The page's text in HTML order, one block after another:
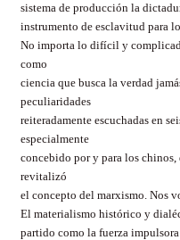
sistema de producción la
instrumento de esclavitud para
No importa lo difícil y
como
ciencia que busca la verdad
peculiaridades
reiteradamente escuchadas en
especialmente
concebido por y para los
revitalizó
el concepto del marxismo. Nos
El materialismo histórico y
partido como la fuerza